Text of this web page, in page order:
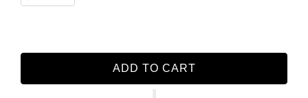
ADD TO CART